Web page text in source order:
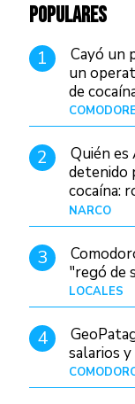
POPULARES
1
Cayó un
un
de
Patagonia
2
Quién
detenido
cocaína:
judiciales
NARCO
3
"regó de
LOCALES
4
salarios